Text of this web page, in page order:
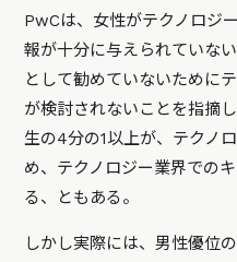
PwCは、女性がテクノロジ
報が十分に与えられていな
として勧めていないために
が検討されないことを指摘
生の4分の1以上が、テクノ
め、テクノロジー業界での
る、ともある。
しかし実際には、男性優位